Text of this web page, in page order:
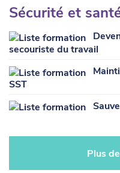
Sécurité et
secouriste du travail
SST
Plus